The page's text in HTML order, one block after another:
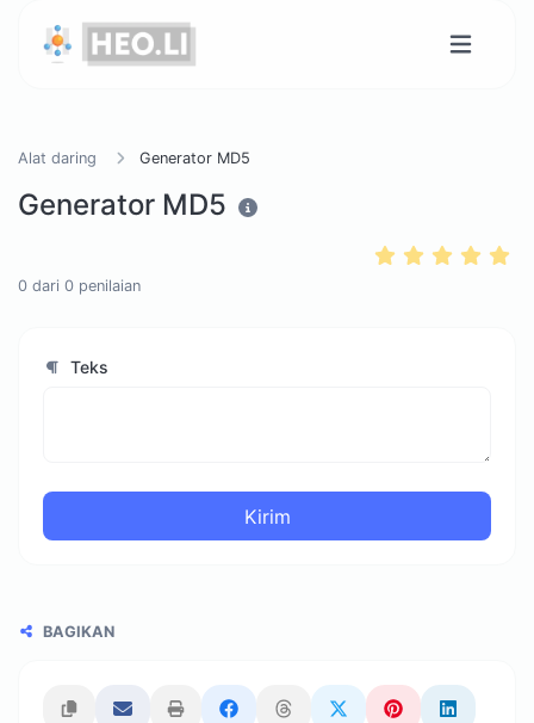
Alat daring Generator MD5
Generator MD5
0 dari 0 penilaian
Teks
Kirim
BAGIKAN